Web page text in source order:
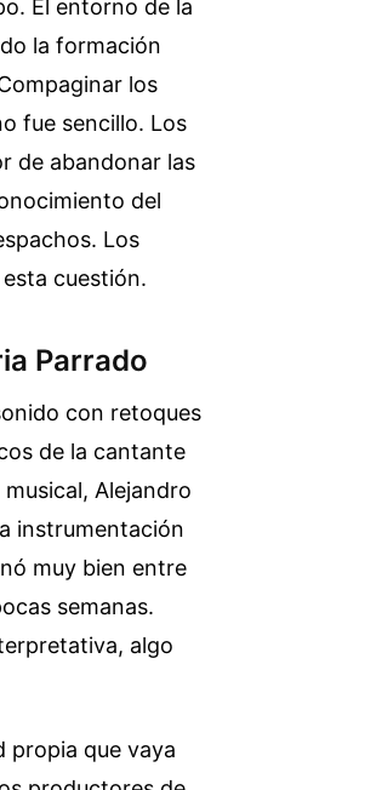
El entorno de la
la formación
los
fue sencillo. Los
de abandonar las
del
Los
cuestión.
Parrado
con retoques
de la cantante
Alejandro
instrumentación
muy bien entre
semanas.
algo
propia que vaya